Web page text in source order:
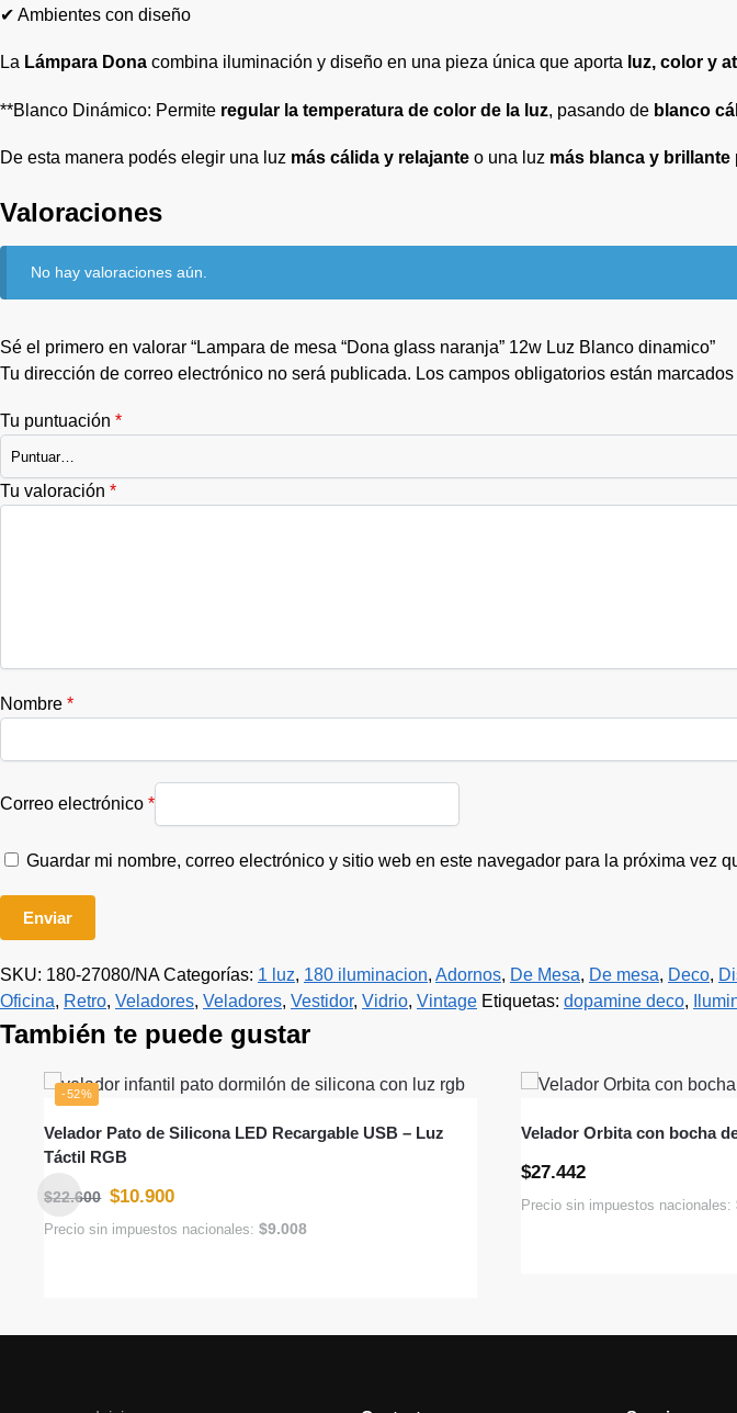
✔ Ambientes con diseño
La Lámpara Dona combina iluminación y diseño en una pieza única que aporta luz, color y
**Blanco Dinámico: Permite regular la temperatura de color de la luz, pasando de blanco
De esta manera podés elegir una luz más cálida y relajante o una luz más blanca y brillante
Valoraciones
No hay valoraciones aún.
Sé el primero en valorar “Lampara de mesa “Dona glass naranja” 12w Luz Blanco dinamico”
Tu dirección de correo electrónico no será publicada. Los campos obligatorios están marcados
Tu puntuación *
Tu valoración *
Nombre *
Correo electrónico *
Guardar mi nombre, correo electrónico y sitio web en este navegador para la próxima vez
SKU: 180-27080/NA Categorías: 1 luz, 180 iluminacion, Adornos, De Mesa, De mesa, Deco,
Oficina, Retro, Veladores, Veladores, Vestidor, Vidrio, Vintage Etiquetas: dopamine deco,
También te puede gustar
-52%
Velador Pato de Silicona LED Recargable USB – Luz
Táctil RGB
$22.600 $10.900
Precio sin impuestos nacionales:$9.008
Velador Orbita con bocha
$27.442
Precio sin impuestos nacionales: